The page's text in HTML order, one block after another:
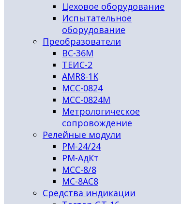
Цеховое оборудование
Испытательное
оборудование
Преобразователи
ВС-36М
ТЕИС-2
AMR8-1K
МСС-0824
МСС-0824М
Метрологическое
сопровождение
Релейные модули
РМ-24/24
РМ-АдКт
МСС-8/8
МС-8АС8
Средства индикации